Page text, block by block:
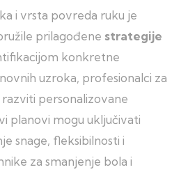
i vrsta povreda ruku je
prilagođene strategije
konkretne
uzroka, profesionalci za
personalizovane
planovi mogu uključivati
snage, fleksibilnosti i
za smanjenje bola i